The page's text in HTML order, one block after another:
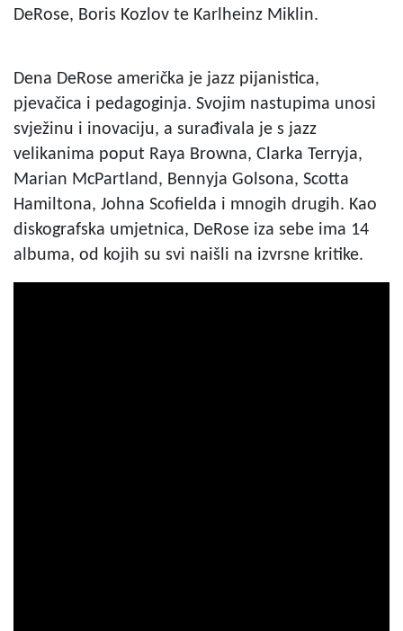
DeRose, Boris Kozlov te Karlheinz Miklin.
Dena DeRose američka je jazz pijanistica,
pjevačica i pedagoginja. Svojim nastupima unosi
svježinu i inovaciju, a surađivala je s jazz
velikanima poput Raya Browna, Clarka Terryja,
Marian McPartland, Bennyja Golsona, Scotta
Hamiltona, Johna Scofielda i mnogih drugih. Kao
diskografska umjetnica, DeRose iza sebe ima 14
albuma, od kojih su svi naišli na izvrsne kritike.